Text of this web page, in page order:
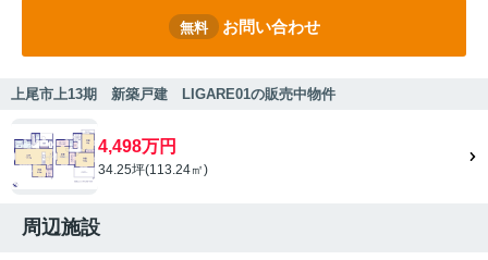
無料 お問い合わせ
上尾市上13期 新築戸建 LIGARE01の販売中物件
4,498万円
34.25坪(113.24㎡)
周辺施設